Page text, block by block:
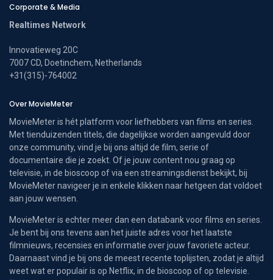
Corporate & Media
Realtimes Network
Innovatieweg 20C
7007 CD, Doetinchem, Netherlands
+31(315)-764002
Over MovieMeter
MovieMeter is hét platform voor liefhebbers van films en series.
Met tienduizenden titels, die dagelijkse worden aangevuld door
onze community, vind je bij ons altijd de film, serie of
documentaire die je zoekt. Of je jouw content nou graag op
televisie, in de bioscoop of via een streamingsdienst bekijkt, bij
MovieMeter navigeer je in enkele klikken naar hetgeen dat voldoet
aan jouw wensen.
MovieMeter is echter meer dan een databank voor films en series.
Je bent bij ons tevens aan het juiste adres voor het laatste
filmnieuws, recensies en informatie over jouw favoriete acteur.
Daarnaast vind je bij ons de meest recente toplijsten, zodat je altijd
weet wat er populair is op Netflix, in de bioscoop of op televisie.